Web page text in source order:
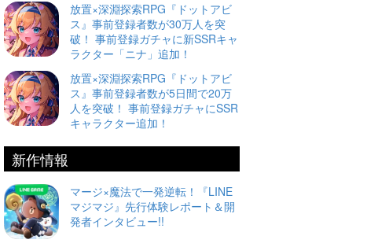
放置×深淵探索RPG『ドットアビ
ス』事前登録者数が30万人を突
破！ 事前登録ガチャに新SSRキャ
ラクター「ニナ」追加！
放置×深淵探索RPG『ドットアビ
ス』事前登録者数が5日間で20万
人を突破！ 事前登録ガチャにSSR
キャラクター追加！
新作情報
マージ×魔法で一発逆転！『LINE
マジマジ』先行体験レポート＆開
発者インタビュー!!